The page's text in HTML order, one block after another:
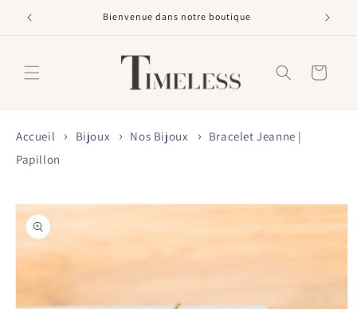
passer
Bienvenue dans notre boutique
Panier
Accueil Bijoux Nos Bijoux
Bracelet Jeanne |
Papillon
Passer aux
informations
produits